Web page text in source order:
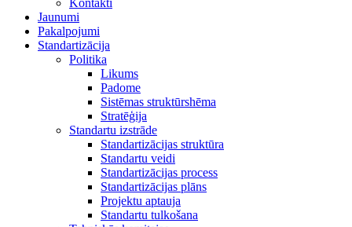
Kontakti
Jaunumi
Pakalpojumi
Standartizācija
Politika
Likums
Padome
Sistēmas struktūrshēma
Stratēģija
Standartu izstrāde
Standartizācijas struktūra
Standartu veidi
Standartizācijas process
Standartizācijas plāns
Projektu aptauja
Standartu tulkošana